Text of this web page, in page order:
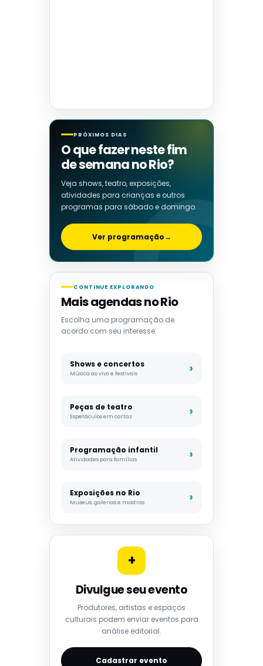
PRÓXIMOS DIAS
O que fazer neste fim
de semana no Rio?
Veja shows, teatro, exposições,
atividades para crianças e outros
programas para sábado e domingo.
Ver programação→
CONTINUE EXPLORANDO
Mais agendas no Rio
Escolha uma programação de
acordo com seu interesse.
Shows e concertos
Música ao vivo e festivais
Peças de teatro
Espetáculos em cartaz
Programação infantil
Atividades para famílias
Exposições no Rio
Museus, galerias e mostras
+
Divulgue seu evento
Produtores, artistas e espaços
culturais podem enviar eventos para
análise editorial.
Cadastrar evento